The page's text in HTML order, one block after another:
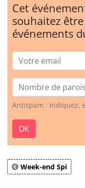
Cet
souhaitez
événements
Email
Nombre de
Antispam : indiquez,
OK
Week-end Spi